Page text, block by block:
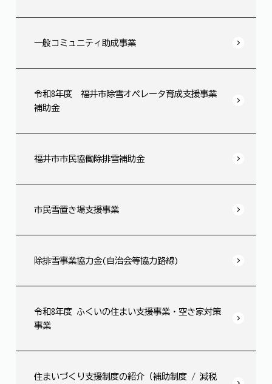
一般コミュニティ助成事業
令和8年度 福井市除雪オペレータ育成支援事業
補助金
福井市市民協働除排雪補助金
市民雪置き場支援事業
除排雪事業協力金(自治会等協力路線)
令和8年度 ふくいの住まい支援事業・空き家対策
事業
住まいづくり支援制度の紹介（補助制度 / 減税